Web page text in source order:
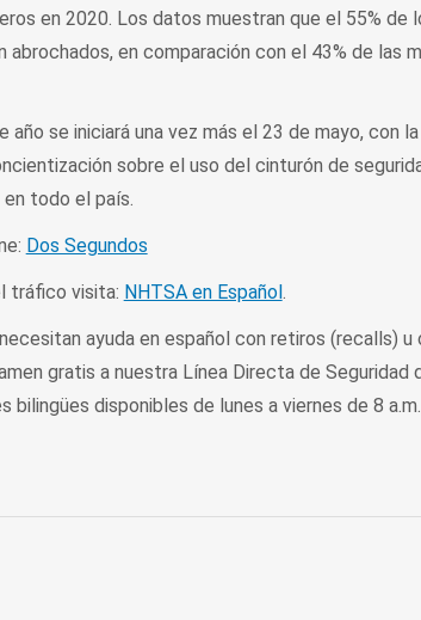
en 2020. Los datos muestran que el 55% de
en comparación con el 43% de las
se iniciará una vez más el 23 de mayo, con
sobre el uso del cinturón de
todo el país.
Dos Segundos
tráfico visita: NHTSA en Español.
ayuda en español con retiros (recalls) u
gratis a nuestra Línea Directa de Seguridad
bilingües disponibles de lunes a viernes de 8